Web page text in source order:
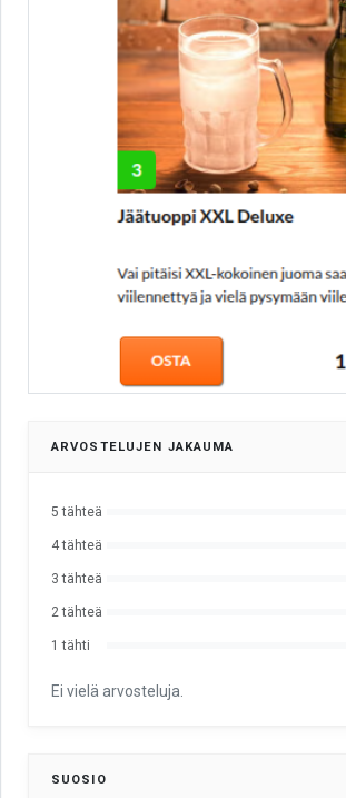
ARVOSTELUJEN JAKAUMA
5 tähteä
4 tähteä
3 tähteä
2 tähteä
1 tähti
Ei vielä arvosteluja.
SUOSIO